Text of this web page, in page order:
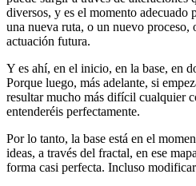
diversos, y es el momento adecuado
una nueva ruta, o un nuevo proceso,
actuación futura.
Y es ahí, en el inicio, en la base, en
Porque luego, más adelante, si
resultar mucho más difícil cualquier
entenderéis perfectamente.
Por lo tanto, la base está en el
ideas, a través del fractal, en ese
forma casi perfecta. Incluso